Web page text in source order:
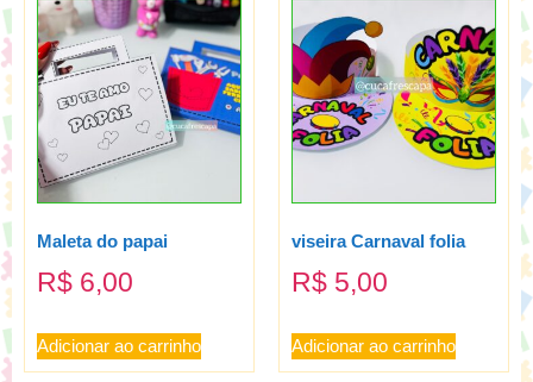
Maleta do papai
R$ 6,00
Adicionar ao carrinho
viseira Carnaval folia
R$ 5,00
Adicionar ao carrinho